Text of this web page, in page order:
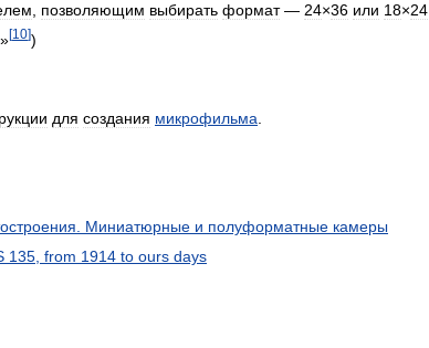
, позволяющим выбирать формат— 24×36 или 18×24
»[10])
для создания микрофильма
Миниатюрные и полуформатные камеры
135 from 1914 to ours days